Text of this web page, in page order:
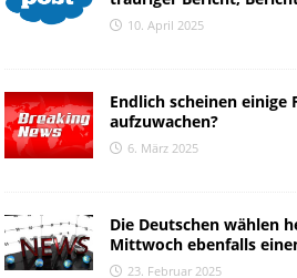
10. April 2025
Endlich scheinen einige
aufzuwachen?
6. März 2025
Die Deutschen wählen
Mittwoch ebenfalls
23. Februar 2025